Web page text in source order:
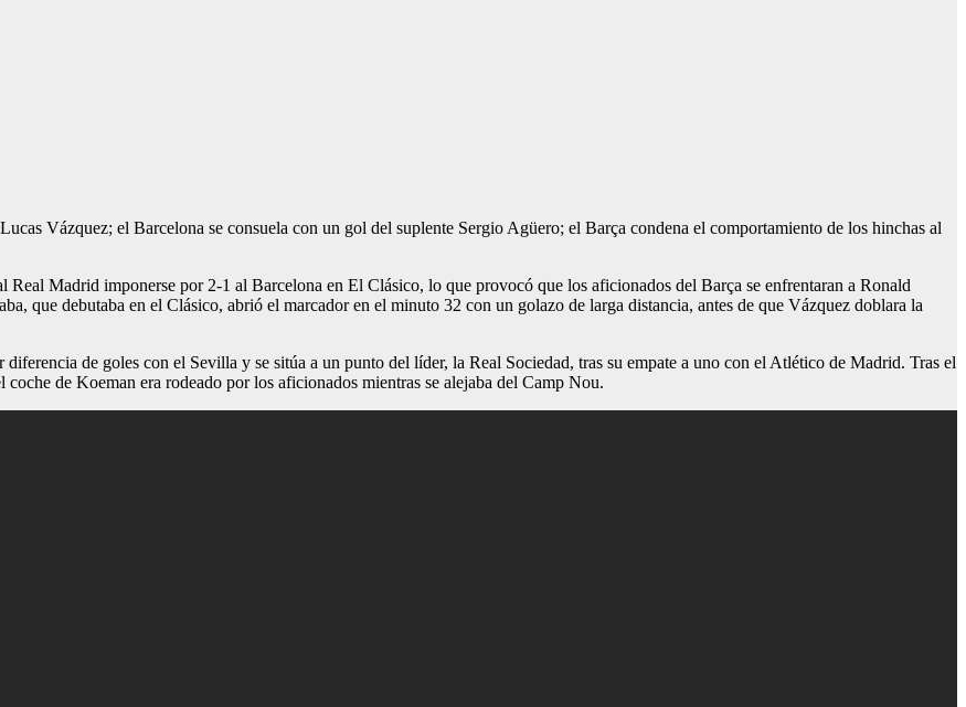
Vázquez; el Barcelona se consuela con un gol del suplente Sergio Agüero; el Barça condena el comportamiento de los hinchas al
Madrid imponerse por 2-1 al Barcelona en El Clásico, lo que provocó que los aficionados del Barça se enfrentaran a Ronald
que debutaba en el Clásico, abrió el marcador en el minuto 32 con un golazo de larga distancia, antes de que Vázquez doblara la
de goles con el Sevilla y se sitúa a un punto del líder, la Real Sociedad, tras su empate a uno con el Atlético de Madrid. Tras el
de Koeman era rodeado por los aficionados mientras se alejaba del Camp Nou.